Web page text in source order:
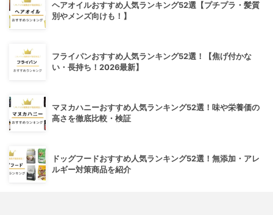
ヘアオイルおすすめ人気ランキング52選【プチプラ・髪質
別やメンズ向けも！】
フライパンおすすめ人気ランキング52選！【焦げ付かな
い・長持ち！2026最新】
マヌカハニーおすすめ人気ランキング52選！味や栄養価の
高さを徹底比較・検証
ドッグフードおすすめ人気ランキング52選！無添加・アレ
ルギー対策商品を紹介